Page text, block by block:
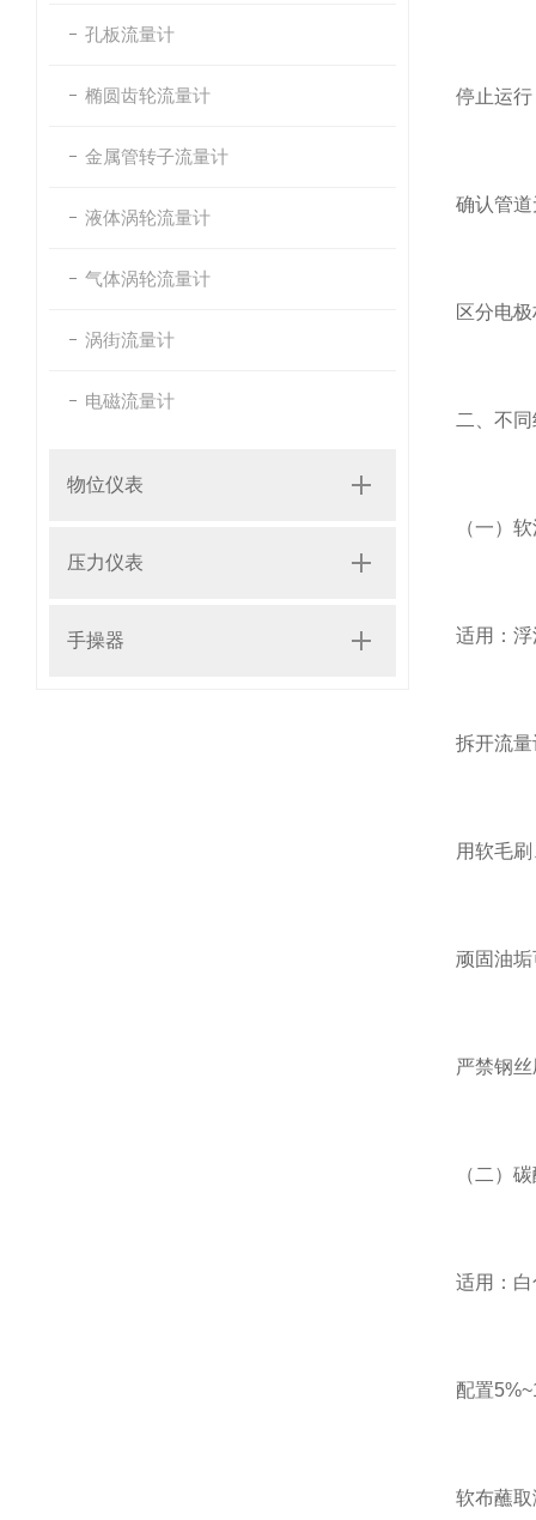
孔板流量计
椭圆齿轮流量计
金属管转子流量计
液体涡轮流量计
气体涡轮流量计
涡街流量计
电磁流量计
物位仪表
压力仪表
手操器
停止运
确认管
区分电
二、不
（一）
适用：
拆开流
用软毛
顽固油
严禁钢
（二）
适用：
配置
软布蘸